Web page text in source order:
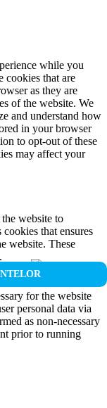
while you
cookies that are
as they are
of the website. We
and understand how
in your browser
to opt-out of these
may affect your
website to
that ensures
website. These
for the website
personal data via
as non-necessary
prior to running